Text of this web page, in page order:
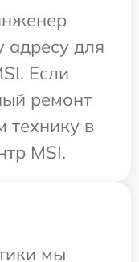
адресу для
Если
ремонт
технику в
MSI.
мы